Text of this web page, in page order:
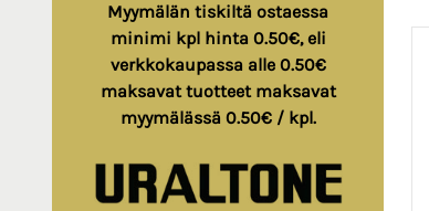
Myymälän tiskiltä ostaessa
minimi kpl hinta 0.50€, eli
verkkokaupassa alle 0.50€
maksavat tuotteet maksavat
myymälässä 0.50€ / kpl.